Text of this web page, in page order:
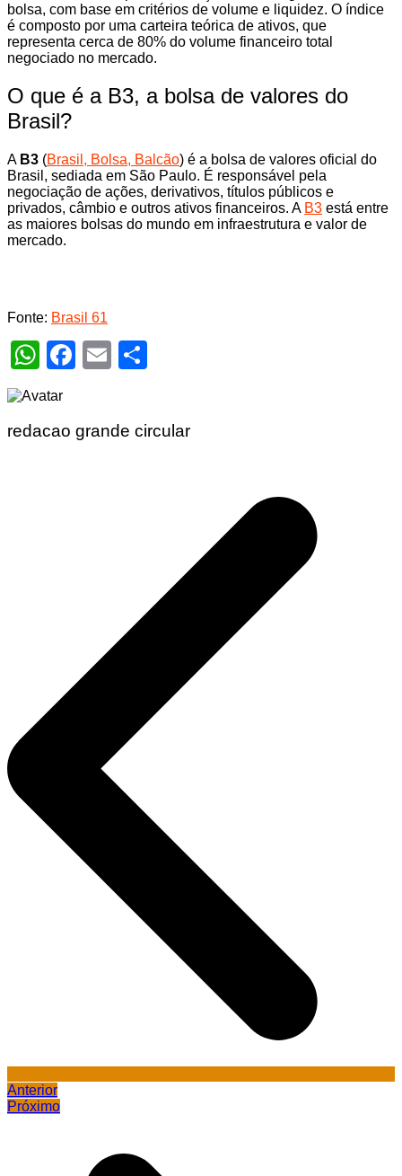
bolsa, com base em critérios de volume e liquidez. O índice
é composto por uma carteira teórica de ativos, que
representa cerca de 80% do volume financeiro total
negociado no mercado.
O que é a B3, a bolsa de valores do
Brasil?
A B3 (Brasil, Bolsa, Balcão) é a bolsa de valores oficial do
Brasil, sediada em São Paulo. É responsável pela
negociação de ações, derivativos, títulos públicos e
privados, câmbio e outros ativos financeiros. A B3 está entre
as maiores bolsas do mundo em infraestrutura e valor de
mercado.
Fonte: Brasil 61
WhatsApp
Facebook
Email
redacao grande circular
Anterior
Próximo